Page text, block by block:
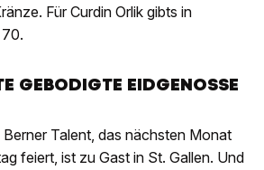
Für Curdin Orlik gibts in
GEBODIGTE EIDGENOSSE
Talent, das nächsten Monat
feiert, ist zu Gast in St. Gallen. Und